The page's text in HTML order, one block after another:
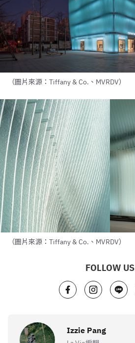
（圖片來源：Tiffany & Co.、MVRDV）
（圖片來源：Tiffany & Co.、MVRDV）
FOLLOW US
Izzie Pang